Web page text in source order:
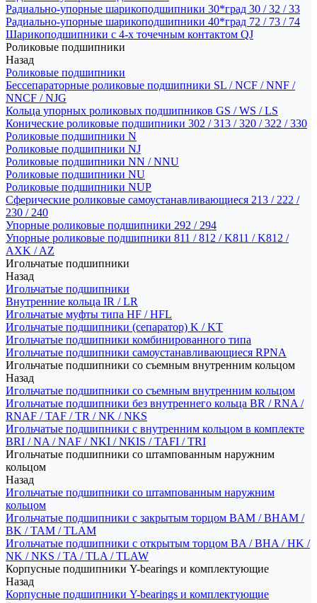
Радиально-упорные шарикоподшипники 30*град 30 / 32 / 33
Радиально-упорные шарикоподшипники 40*град 72 / 73 / 74
Шарикоподшипники с 4-х точечным контактом QJ
Роликовые подшипники
Назад
Роликовые подшипники
Бессепараторные роликовые подшипники SL / NCF / NNF /
NNCF / NJG
Кольца упорных роликовых подшипников GS / WS / LS
Конические роликовые подшипники 302 / 313 / 320 / 322 / 330
Роликовые подшипники N
Роликовые подшипники NJ
Роликовые подшипники NN / NNU
Роликовые подшипники NU
Роликовые подшипники NUP
Сферические роликовые самоустанавливающиеся 213 / 222 /
230 / 240
Упорные роликовые подшипники 292 / 294
Упорные роликовые подшипники 811 / 812 / K811 / K812 /
AXK / AZ
Игольчатые подшипники
Назад
Игольчатые подшипники
Внутренние кольца IR / LR
Игольчатые муфты типа HF / HFL
Игольчатые подшипники (сепаратор) K / KT
Игольчатые подшипники комбинированного типа
Игольчатые подшипники самоустанавливающиеся RPNA
Игольчатые подшипники со съемным внутренним кольцом
Назад
Игольчатые подшипники со съемным внутренним кольцом
Игольчатые подшипники без внутреннего кольца BR / RNA /
RNAF / TAF / TR / NK / NKS
Игольчатые подшипники с внутренним кольцом в комплекте
BRI / NA / NAF / NKI / NKIS / TAFI / TRI
Игольчатые подшипники со штампованным наружним
кольцом
Назад
Игольчатые подшипники со штампованным наружним
кольцом
Игольчатые подшипники с закрытым торцом BAM / BHAM /
BK / TAM / TLAM
Игольчатые подшипники с открытым торцом BA / BHA / HK /
NK / NKS / TA / TLA / TLAW
Корпусные подшипники Y-bearings и комплектующие
Назад
Корпусные подшипники Y-bearings и комплектующие